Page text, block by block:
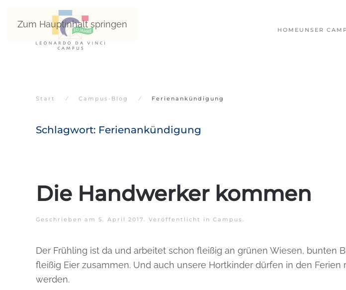
Zum Hauptinhalt springen
HOME UNSER
Start Campus-Blog Ferienankündigung
Schlagwort: Ferienankündigung
Die Handwerker kommen
Geschrieben am 5. April 2017. Veröffentlicht in Campus .
Der Frühling ist da und arbeitet schon fleißig an grünen Wiesen,
fleißig Eier zusammen. Und auch unsere Hortkinder dürfen in den
werden.